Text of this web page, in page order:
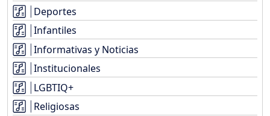
Deportes
Infantiles
Informativas y Noticias
Institucionales
LGBTIQ+
Religiosas